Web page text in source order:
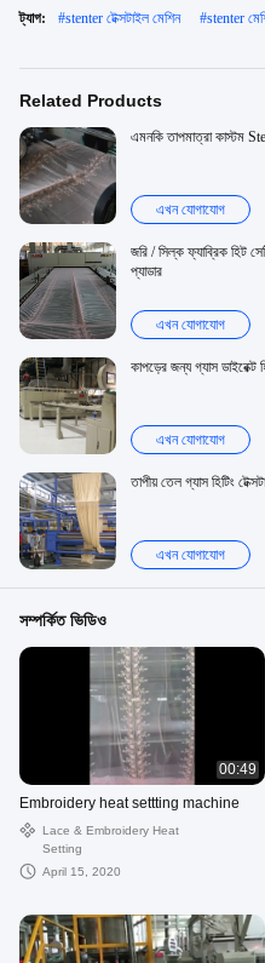
ট্যাগ: #stenter টেক্সটাইল মেশিন #stenter
Related Products
এমনকি তাপমাত্রা কাস্টম
এখন যোগাযোগ
জরি / সিল্ক ফ্যাব্রিক হিট
প্যাডার
এখন যোগাযোগ
কাপড়ের জন্য গ্যাস ডাইরেক্ট
এখন যোগাযোগ
তাপীয় তেল গ্যাস হিটিং
এখন যোগাযোগ
সম্পর্কিত ভিডিও
00:49
Embroidery heat settting machine
Lace & Embroidery Heat
Setting
April 15, 2020